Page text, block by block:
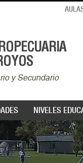
y Secundario
NIVELES